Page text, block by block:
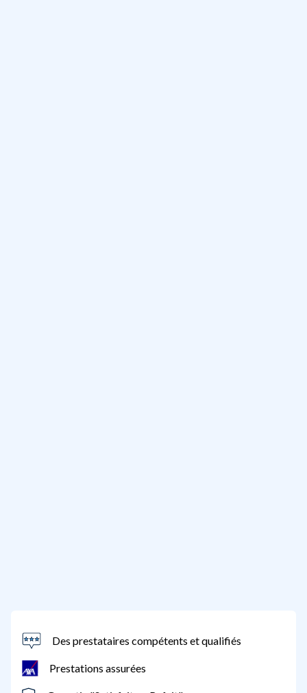
Des prestataires compétents et qualifiés
Prestations assurées